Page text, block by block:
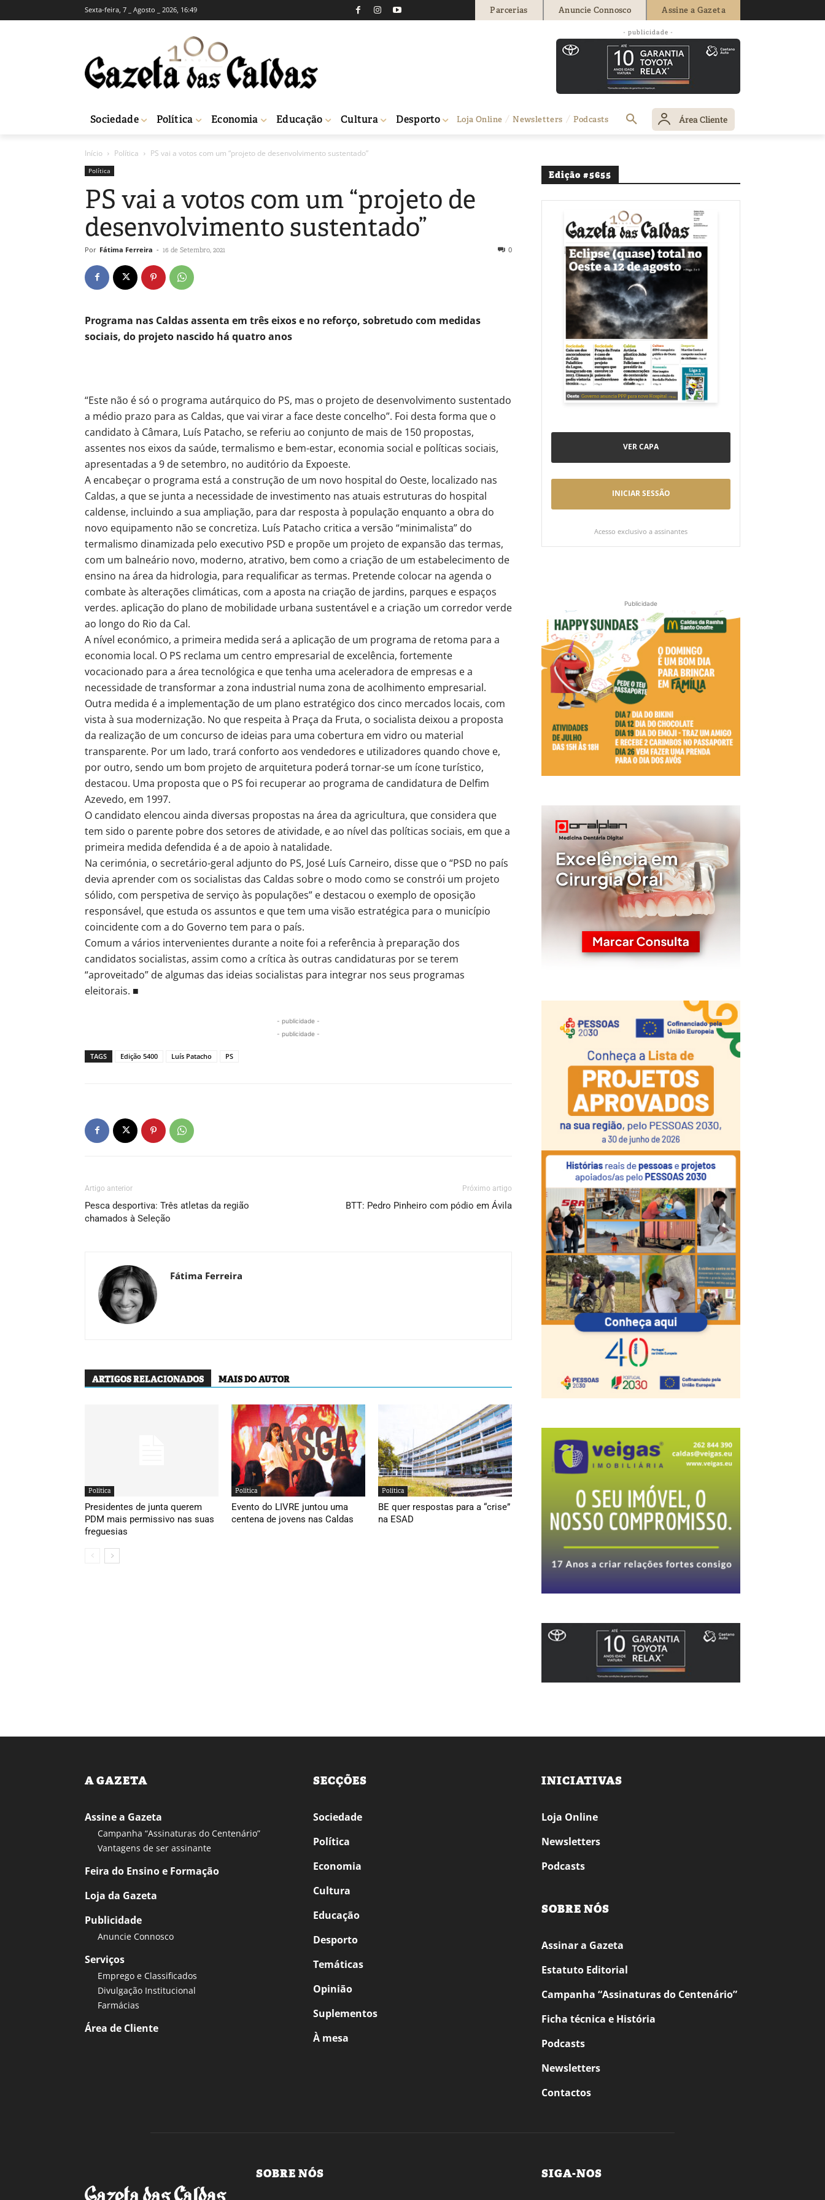
Sexta-feira, 7 _ Agosto _ 2026, 16:49 Parcerias Anuncie Connosco Assine a Gazeta
- publicidade -
Sociedade Política Economia Educação Cultura Desporto Loja Online Newsletters Podcasts Área Cliente
Início Política PS vai a votos com um “projeto de desenvolvimento sustentado”
Política
PS vai a votos com um “projeto de
desenvolvimento sustentado”
Por Fátima Ferreira - 16 de Setembro, 2021 0
Programa nas Caldas assenta em três eixos e no reforço, sobretudo com medidas
sociais, do projeto nascido há quatro anos
“Este não é só o programa autárquico do PS, mas o projeto de desenvolvimento sustentado
a médio prazo para as Caldas, que vai virar a face deste concelho”. Foi desta forma que o
candidato à Câmara, Luís Patacho, se referiu ao conjunto de mais de 150 propostas,
assentes nos eixos da saúde, termalismo e bem-estar, economia social e políticas sociais,
apresentadas a 9 de setembro, no auditório da Expoeste.
A encabeçar o programa está a construção de um novo hospital do Oeste, localizado nas
Caldas, a que se junta a necessidade de investimento nas atuais estruturas do hospital
caldense, incluindo a sua ampliação, para dar resposta à população enquanto a obra do
novo equipamento não se concretiza. Luís Patacho critica a versão “minimalista” do
termalismo dinamizada pelo executivo PSD e propõe um projeto de expansão das termas,
com um balneário novo, moderno, atrativo, bem como a criação de um estabelecimento de
ensino na área da hidrologia, para requalificar as termas. Pretende colocar na agenda o
combate às alterações climáticas, com a aposta na criação de jardins, parques e espaços
verdes. aplicação do plano de mobilidade urbana sustentável e a criação um corredor verde
ao longo do Rio da Cal.
A nível económico, a primeira medida será a aplicação de um programa de retoma para a
economia local. O PS reclama um centro empresarial de excelência, fortemente
vocacionado para a área tecnológica e que tenha uma aceleradora de empresas e a
necessidade de transformar a zona industrial numa zona de acolhimento empresarial.
Outra medida é a implementação de um plano estratégico dos cinco mercados locais, com
vista à sua modernização. No que respeita à Praça da Fruta, o socialista deixou a proposta
da realização de um concurso de ideias para uma cobertura em vidro ou material
transparente. Por um lado, trará conforto aos vendedores e utilizadores quando chove e,
por outro, sendo um bom projeto de arquitetura poderá tornar-se um ícone turístico,
destacou. Uma proposta que o PS foi recuperar ao programa de candidatura de Delfim
Azevedo, em 1997.
O candidato elencou ainda diversas propostas na área da agricultura, que considera que
tem sido o parente pobre dos setores de atividade, e ao nível das políticas sociais, em que a
primeira medida defendida é a de apoio à natalidade.
Na cerimónia, o secretário-geral adjunto do PS, José Luís Carneiro, disse que o “PSD no país
devia aprender com os socialistas das Caldas sobre o modo como se constrói um projeto
sólido, com perspetiva de serviço às populações” e destacou o exemplo de oposição
responsável, que estuda os assuntos e que tem uma visão estratégica para o município
coincidente com a do Governo tem para o país.
Comum a vários intervenientes durante a noite foi a referência à preparação dos
candidatos socialistas, assim como a crítica às outras candidaturas por se terem
“aproveitado” de algumas das ideias socialistas para integrar nos seus programas
eleitorais. ■
- publicidade -
- publicidade -
TAGS Edição 5400 Luís Patacho PS
Artigo anterior
Pesca desportiva: Três atletas da região
chamados à Seleção
Próximo artigo
BTT: Pedro Pinheiro com pódio em Ávila
Fátima Ferreira
ARTIGOS RELACIONADOS MAIS DO AUTOR
Política
Presidentes de junta querem
PDM mais permissivo nas suas
freguesias
Política
Evento do LIVRE juntou uma
centena de jovens nas Caldas
Política
BE quer respostas para a “crise”
na ESAD
Edição #5655
VER CAPA
INICIAR SESSÃO
Acesso exclusivo a assinantes
Publicidade
A GAZETA
Assine a Gazeta
Campanha “Assinaturas do Centenário”
Vantagens de ser assinante
Feira do Ensino e Formação
Loja da Gazeta
Publicidade
Anuncie Connosco
Serviços
Emprego e Classificados
Divulgação Institucional
Farmácias
Área de Cliente
SECÇÕES
Sociedade
Política
Economia
Cultura
Educação
Desporto
Temáticas
Opinião
Suplementos
À mesa
INICIATIVAS
Loja Online
Newsletters
Podcasts
SOBRE NÓS
Assinar a Gazeta
Estatuto Editorial
Campanha “Assinaturas do Centenário”
Ficha técnica e História
Podcasts
Newsletters
Contactos
SOBRE NÓS SIGA-NOS